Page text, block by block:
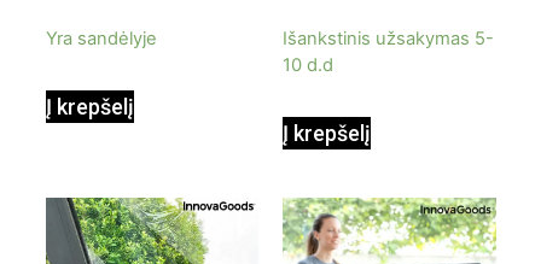
Yra sandėlyje
Į krepšelį
Išankstinis užsakymas 5-
10 d.d
Į krepšelį